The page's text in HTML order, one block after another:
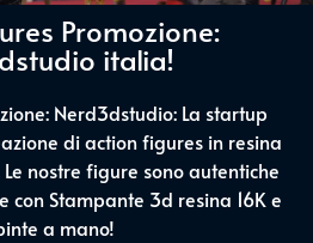
Promozione:
italia!
Nerd3dstudio: La startup
di action figures in resina
nostre figure sono autentiche
con Stampante 3d resina 16K e
a mano!